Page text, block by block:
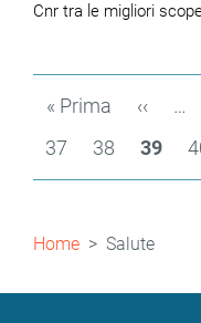
Cnr tra le migliori
Paginazione
Prima
« Prima
Pagina
‹‹ …
Page
37 Page
38 39
Briciole
Home Salute